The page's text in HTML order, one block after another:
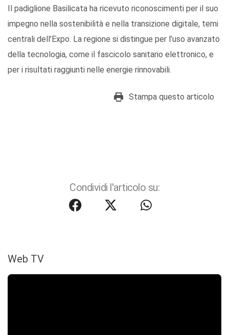
Il padiglione Basilicata ha ricevuto riconoscimenti per il suo
impegno nella sostenibilità e nella transizione digitale, temi
centrali dell’Expo. La regione si distingue per l’uso avanzato
della tecnologia, come il fascicolo sanitario elettronico, e
per i risultati raggiunti nelle energie rinnovabili.
Stampa questo articolo
Condividi l'articolo su:
Web TV